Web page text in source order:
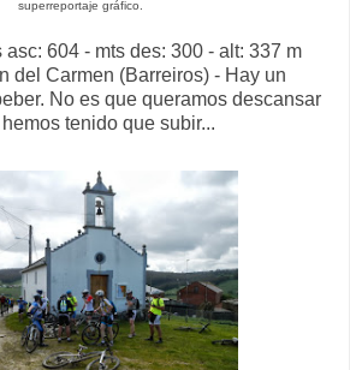
superreportaje gráfico.
asc: 604 - mts des: 300 - alt: 337 m
del Carmen (Barreiros) - Hay un
No es que queramos descansar
tenido que subir...